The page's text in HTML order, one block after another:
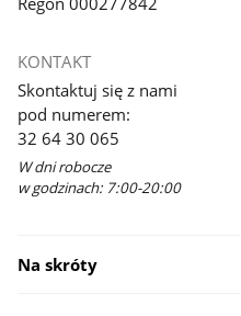
KONTAKT
Skontaktuj się z nami
pod numerem:
32 64 30 065
W dni robocze
w godzinach: 7:00-20:00
Na skróty